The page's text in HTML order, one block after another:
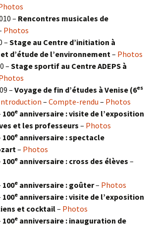
– Rencontres musicales de
Photos
–Stage au Centre d’initiation à
d’étude de l’environnement – Photos
– Stage sportif au Centre ADEPS à
– Voyage de fin d’études à Venise (6es
– Compte-rendu – Photos
100e anniversaire : visite de l’exposition
et les professeurs – Photos
100e anniversaire : spectacle
– Photos
100e anniversaire : cross des élèves –
100e anniversaire : goûter– Photos
100e anniversaire : visite de l’exposition
et cocktail– Photos
100e anniversaire : inauguration de